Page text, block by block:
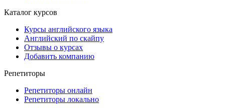
Каталог курсов
Курсы английского языка
Английский по скайпу
Отзывы о курсах
Добавить компанию
Репетиторы
Репетиторы онлайн
Репетиторы локально